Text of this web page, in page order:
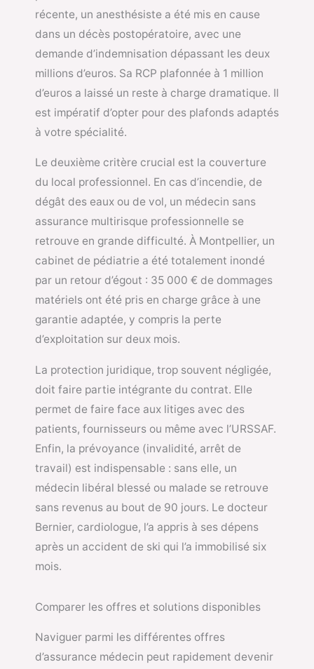
récente, un anesthésiste a été mis en cause
dans un décès postopératoire, avec une
demande d’indemnisation dépassant les deux
millions d’euros. Sa RCP plafonnée à 1 million
d’euros a laissé un reste à charge dramatique. Il
est impératif d’opter pour des plafonds adaptés
à votre spécialité.
Le deuxième critère crucial est la couverture
du local professionnel. En cas d’incendie, de
dégât des eaux ou de vol, un médecin sans
assurance multirisque professionnelle se
retrouve en grande difficulté. À Montpellier, un
cabinet de pédiatrie a été totalement inondé
par un retour d’égout : 35 000 € de dommages
matériels ont été pris en charge grâce à une
garantie adaptée, y compris la perte
d’exploitation sur deux mois.
La protection juridique, trop souvent négligée,
doit faire partie intégrante du contrat. Elle
permet de faire face aux litiges avec des
patients, fournisseurs ou même avec l’URSSAF.
Enfin, la prévoyance (invalidité, arrêt de
travail) est indispensable : sans elle, un
médecin libéral blessé ou malade se retrouve
sans revenus au bout de 90 jours. Le docteur
Bernier, cardiologue, l’a appris à ses dépens
après un accident de ski qui l’a immobilisé six
mois.
Comparer les offres et solutions disponibles
Naviguer parmi les différentes offres
d’assurance médecin peut rapidement devenir